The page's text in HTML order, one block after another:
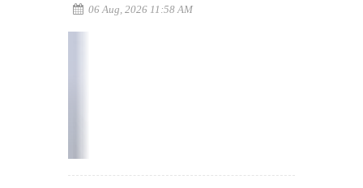
06 Aug, 2026 11:58 AM